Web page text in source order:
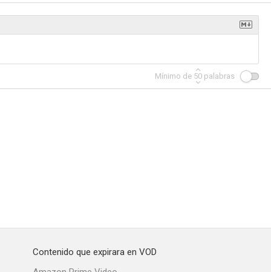
Mínimo de 50 palabras
Contenido que expirara en VOD